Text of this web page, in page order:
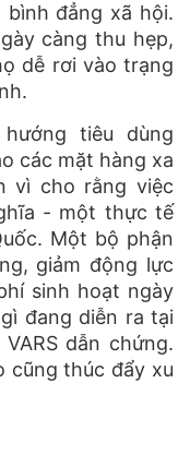
đẳng xã hội.
càng thu hẹp,
dễ rơi vào trạng
tiêu dùng
các mặt hàng xa
vì cho rằng việc
- một thực tế
Một bộ phận
giảm động lực
sinh hoạt ngày
đang diễn ra tại
dẫn chứng.
cũng thúc đẩy xu